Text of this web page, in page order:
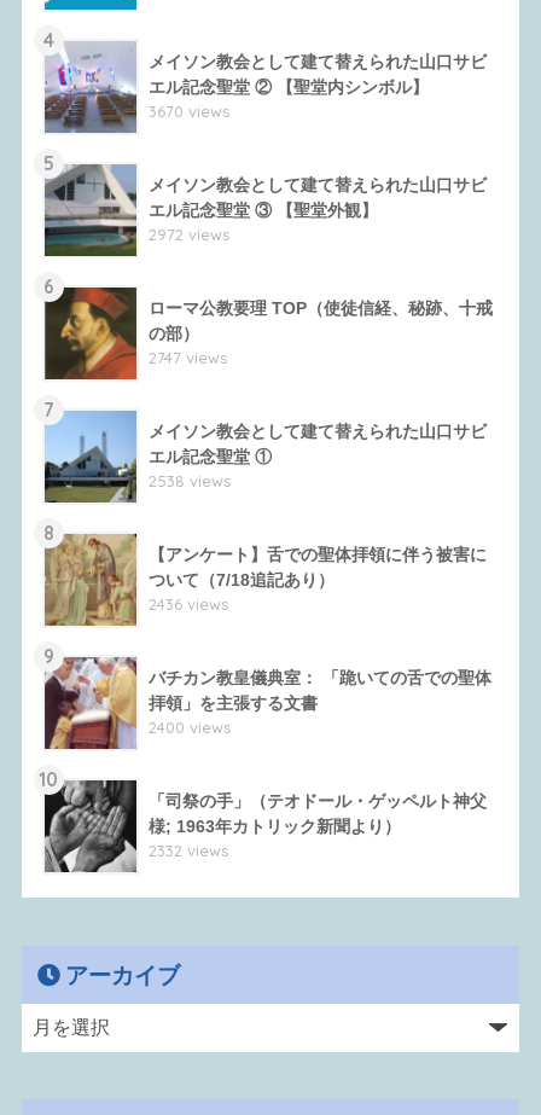
4
メイソン教会として建て替えられた山口サビ
エル記念聖堂 ② 【聖堂内シンボル】
3670 views
5
メイソン教会として建て替えられた山口サビ
エル記念聖堂 ③ 【聖堂外観】
2972 views
6
ローマ公教要理 TOP（使徒信経、秘跡、十戒
の部）
2747 views
7
メイソン教会として建て替えられた山口サビ
エル記念聖堂 ①
2538 views
8
【アンケート】舌での聖体拝領に伴う被害に
ついて（7/18追記あり）
2436 views
9
バチカン教皇儀典室： 「跪いての舌での聖体
拝領」を主張する文書
2400 views
10
「司祭の手」（テオドール・ゲッペルト神父
様; 1963年カトリック新聞より）
2332 views
アーカイブ